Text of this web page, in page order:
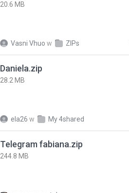
20.6 MB
Vasni Vhuo w ZIPs
Daniela.zip
28.2 MB
ela26 w My 4shared
Telegram fabiana.zip
244.8 MB